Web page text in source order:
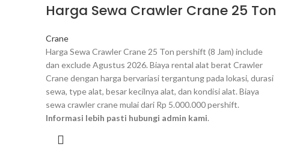
Harga Sewa Crawler Crane 25 Ton
Crane
Harga Sewa Crawler Crane 25 Ton pershift (8 Jam) include
dan exclude Agustus 2026. Biaya rental alat berat Crawler
Crane dengan harga bervariasi tergantung pada lokasi, durasi
sewa, type alat, besar kecilnya alat, dan kondisi alat. Biaya
sewa crawler crane mulai dari Rp 5.000.000 pershift.
Informasi lebih pasti hubungi admin kami.